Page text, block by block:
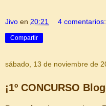
Jivo en 20:21 4 comentarios:
Compartir
sábado, 13 de noviembre de
¡1º CONCURSO